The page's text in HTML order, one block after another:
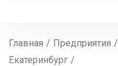
Главная / Предприятия /
Екатеринбург /